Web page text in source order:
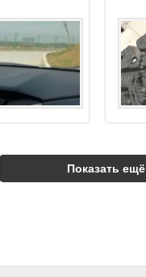
Показать ещё